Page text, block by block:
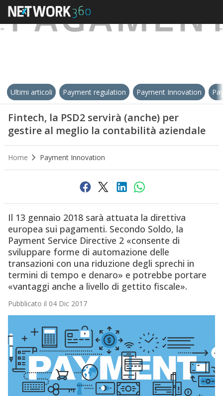
Ultimi articoli Payment regulation Payment Innovation
Fintech, la PSD2 servirà (anche) per
gestire al meglio la contabilità aziendale
Home Payment Innovation
Il 13 gennaio 2018 sarà attuata la direttiva
europea sui pagamenti. Secondo Soldo, la
Payment Service Directive 2 «consente di
sviluppare forme di automazione delle
transazioni con una riduzione degli sprechi in
termini di tempo e denaro» e potrebbe portare
«vantaggi anche a livello di gettito fiscale».
Pubblicato il 04 Dic 2017